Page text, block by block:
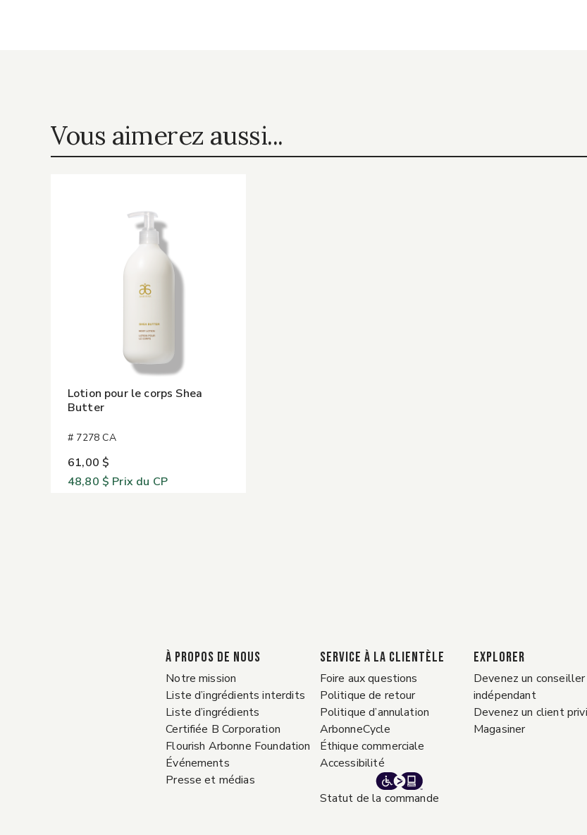
Vous aimerez aussi...
Lotion pour le corps Shea
Butter
# 7278 CA
61,00 $
48,80 $ Prix du CP
À PROPOS DE NOUS
Notre mission
Liste d’ingrédients interdits
Liste d’ingrédients
Certifiée B Corporation
Flourish Arbonne Foundation
Événements
Presse et médias
Service à la clientèle
Foire aux questions
Politique de retour
Politique d’annulation
ArbonneCycle
Éthique commerciale
Accessibilité
Statut de la commande
EXPLORER
Devenez un conseiller
indépendant
Devenez un client
Magasiner